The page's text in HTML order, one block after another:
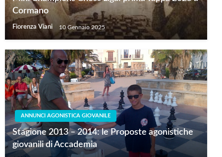
Cormano
Fiorenza Viani 10 Gennaio 2025
ANNUNCI AGONISTICA GIOVANILE
Stagione 2013 – 2014: le Proposte agonistiche
giovanili di Accademia